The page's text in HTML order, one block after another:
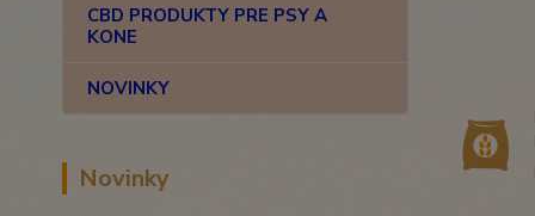
CBD PRODUKTY PRE PSY A
KONE
NOVINKY
Novinky